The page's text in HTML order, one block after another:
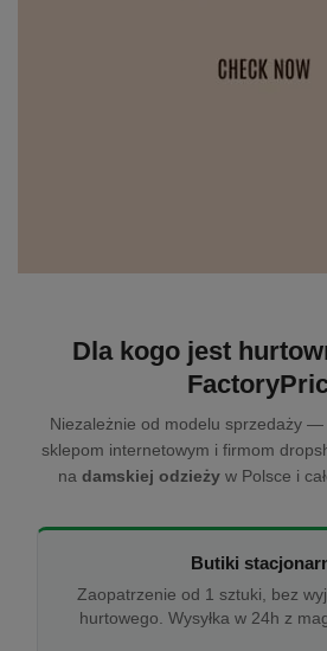
Dla kogo jest
Niezależnie od modelu sprzedaży
sklepom internetowym i firmom
na damskiej odzieży w Polsce i
Butiki
Zaopatrzenie od 1 sztuki, bez
hurtowego. Wysyłka w 24h z